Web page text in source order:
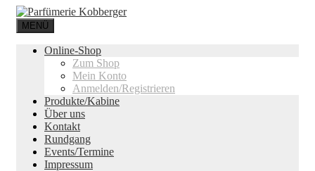
MENÜ
Online-Shop
Zum Shop
Mein Konto
Anmelden/Registrieren
Produkte/Kabine
Über uns
Kontakt
Rundgang
Events/Termine
Impressum